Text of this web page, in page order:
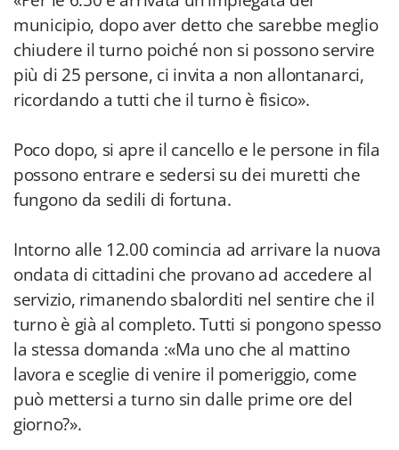
municipio, dopo aver detto che sarebbe meglio
chiudere il turno poiché non si possono servire
più di 25 persone, ci invita a non allontanarci,
ricordando a tutti che il turno è fisico».
Poco dopo, si apre il cancello e le persone in fila
possono entrare e sedersi su dei muretti che
fungono da sedili di fortuna.
Intorno alle 12.00 comincia ad arrivare la nuova
ondata di cittadini che provano ad accedere al
servizio, rimanendo sbalorditi nel sentire che il
turno è già al completo. Tutti si pongono spesso
la stessa domanda :«Ma uno che al mattino
lavora e sceglie di venire il pomeriggio, come
può mettersi a turno sin dalle prime ore del
giorno?».